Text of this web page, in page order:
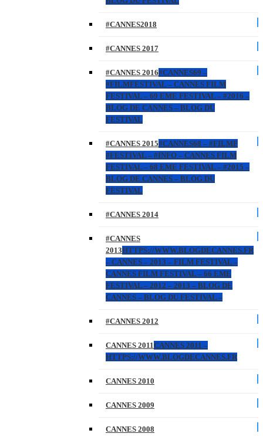
#CANNES2018
#CANNES 2017
#CANNES 2016#CANNES69 –
#FILMFESTIVAL – CANNES FILM
FESTIVAL – 69 EME FESTIVAL – #2016 –
BLOG DE CANNES – BLOG DU
FESTIVAL
#CANNES 2015#CANNES68 – #FILMF
#FESTIVAL – #INFO – CANNES FILM
FESTIVAL – 68 EME FESTIVAL – #2015 –
BLOG DE CANNES – BLOG DU
FESTIVAL
#CANNES 2014
#CANNES
2013HTTPS://WWW.BLOGDECANNES.FR
– CANNES – 2013 – FILM FESTIVAL –
CANNES FILM FESTIVAL – 66 EME
FESTIVAL – 2012 – 2013 – BLOG DE
CANNES – BLOG DU FESTIVAL –
#CANNES 2012
CANNES 2011CANNES 2011 –
HTTPS://WWW.BLOGDECANNES.FR
CANNES 2010
CANNES 2009
CANNES 2008